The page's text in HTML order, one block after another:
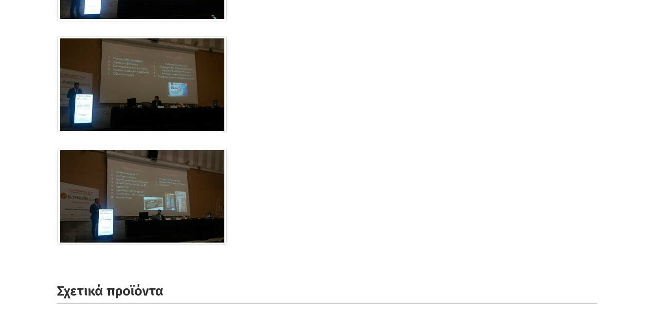
Σχετικά προϊόντα